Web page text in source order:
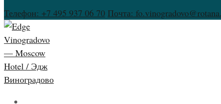
Телефон: +7 495 937 06 70 Почта: